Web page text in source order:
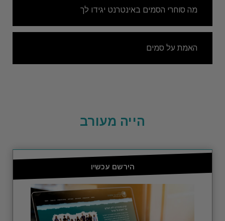
מה סוחרי הסמים באינטרנט יגידו לך
האמת על סמים
הייה מעורב
הירשם עכשיו